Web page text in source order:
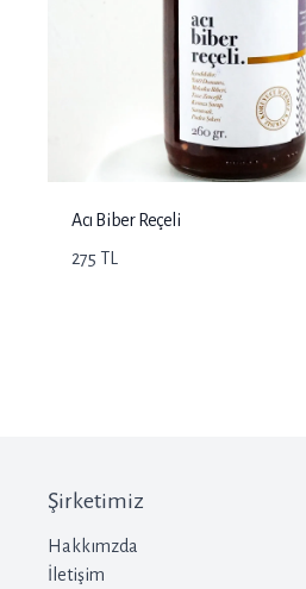
Acı Biber Reçeli
275 TL
Şirketimiz
Hakkımzda
İletişim